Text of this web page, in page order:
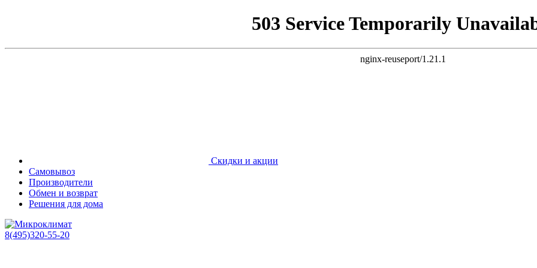
503 Service Temporarily
nginx-reuseport/1.21.1
Скидки и акции
Самовывоз
Производители
Обмен и возврат
Решения для дома
8(495)320-55-20